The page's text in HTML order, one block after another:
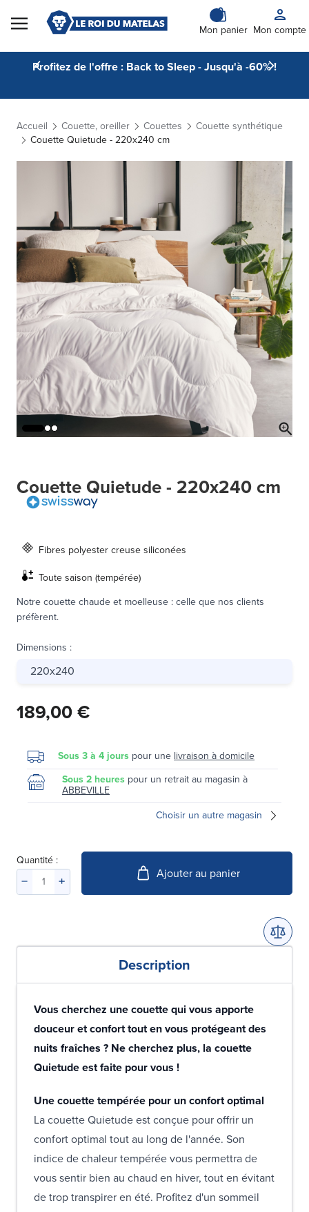
Skip to Content
Mon panier Mon compte
Profitez de l'offre : Back to Sleep - Jusqu'à -60% !
Accueil Couette, oreiller Couettes
Couette synthétique
Couette Quietude - 220x240 cm
Couette Quietude - 220x240 cm
Fibres polyester creuse siliconées
Toute saison (tempérée)
Notre couette chaude et moelleuse : celle que nos clients
préfèrent.
Dimensions :
220x240
189,00 €
Sous 3 à 4 jours pour unelivraison à domicile
Sous 2 heures pour un retrait au magasin à
ABBEVILLE
Choisir un autre magasin
Quantité :
Ajouter au panier
Description
Vous cherchez une couette qui vous apporte
douceur et confort tout en vous protégeant des
nuits fraîches ? Ne cherchez plus, la couette
Quietude est faite pour vous !
Une couette tempérée pour un confort optimal
La couette Quietude est conçue pour offrir un
confort optimal tout au long de l'année. Son
indice de chaleur tempérée vous permettra de
vous sentir bien au chaud en hiver, tout en évitant
de trop transpirer en été. Profitez d'un sommeil